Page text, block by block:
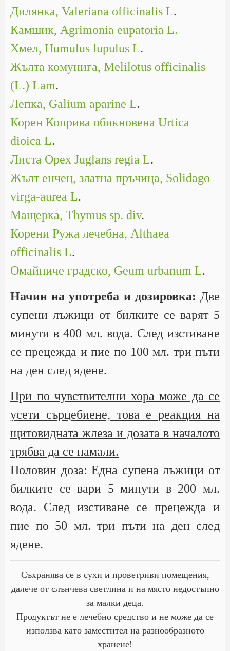
Дилянка, Valeriana officinalis L.
Камшик, Agrimonia eupatoria L.
Хмел, Humulus lupulus L.
Жълта комунига, Melilotus officinalis
(L.) Lam.
Лепка, Galium aparine L.
Корен Коприва обикновена Urtica
dioica L.
Листа Орех Juglans regia L.
Жълт енчец, златна пръчица, Solidago
virga-aurea L.
Мащерка, Thymus sp. div.
Корени Ружа лечебна, Althaea
officinalis L.
Омайниче градско, Geum urbanum L.
Начин на употреба и дозировка: Две
супени лъжици от билките се варят 5
минути в 400 мл. вода. След изстиване
се прецежда и пие по 100 мл. три пъти
на ден след ядене.
При по чувствителни хора може да се
усети сърцебиене, това е реакция на
щитовидната жлеза и дозата в началото
трябва да се намали.
Половин доза: Една супена лъжици от
билките се вари 5 минути в 200 мл.
вода. След изстиване се прецежда и
пие по 50 мл. три пъти на ден след
ядене.
Съхранява се в сухи и проветриви помещения,
далече от слънчева светлина и на място недостъпно
за малки деца.
Продуктът не е лечебно средство и не може да се
използва като заместител на разнообразното
хранене!